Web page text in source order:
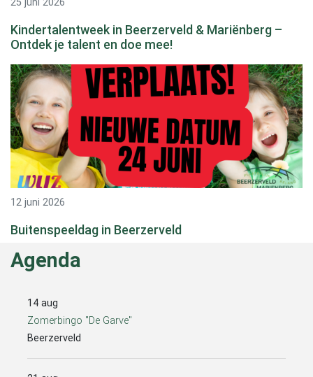
25 juni 2026
Kindertalentweek in Beerzerveld & Mariënberg –
Ontdek je talent en doe mee!
12 juni 2026
Buitenspeeldag in Beerzerveld
Agenda
14 aug
Zomerbingo "De Garve"
Beerzerveld